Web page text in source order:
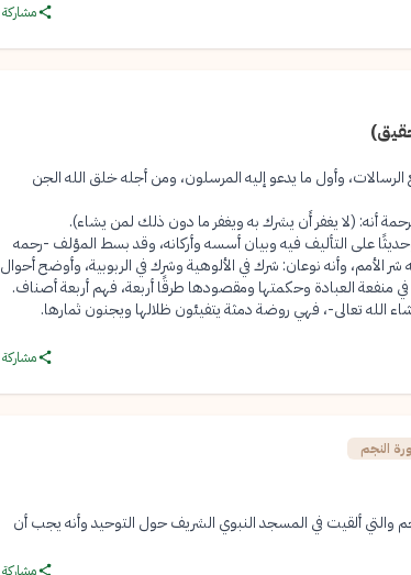
مشاركة
وأول ما يدعو إليه المرسلون، ومن أجله خلق الله الجن
أنه: (لا يغفر أَن يشرك به ويغفر ما دون ذلك لمن يشاء).
على التأليف فيه وبيان أسسه وأركانه، وقد بسط المؤلف -رحمه
الأمم، وأنه نوعان: شرك في الألوهية وشرك في الربوبية، وأوضح أحوال
في منفعة العبادة وحكمتها ومقصودها طرقًا أربعة، فهم أربعة أصناف.
الله تعالى-، فهي روضة دمثة يتفيئون ظلالها ويجنون ثمارها.
مشاركة
النجم
ألقيت في المسجد النبوي الشريف حول التوحيد وأنه يجب أن